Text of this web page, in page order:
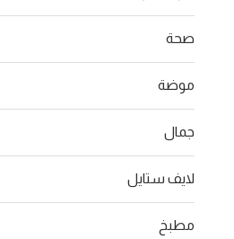
صحة
موضة
جمال
لايف ستايل
مطبخ